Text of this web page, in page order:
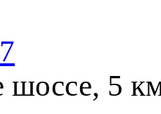
шоссе, 5